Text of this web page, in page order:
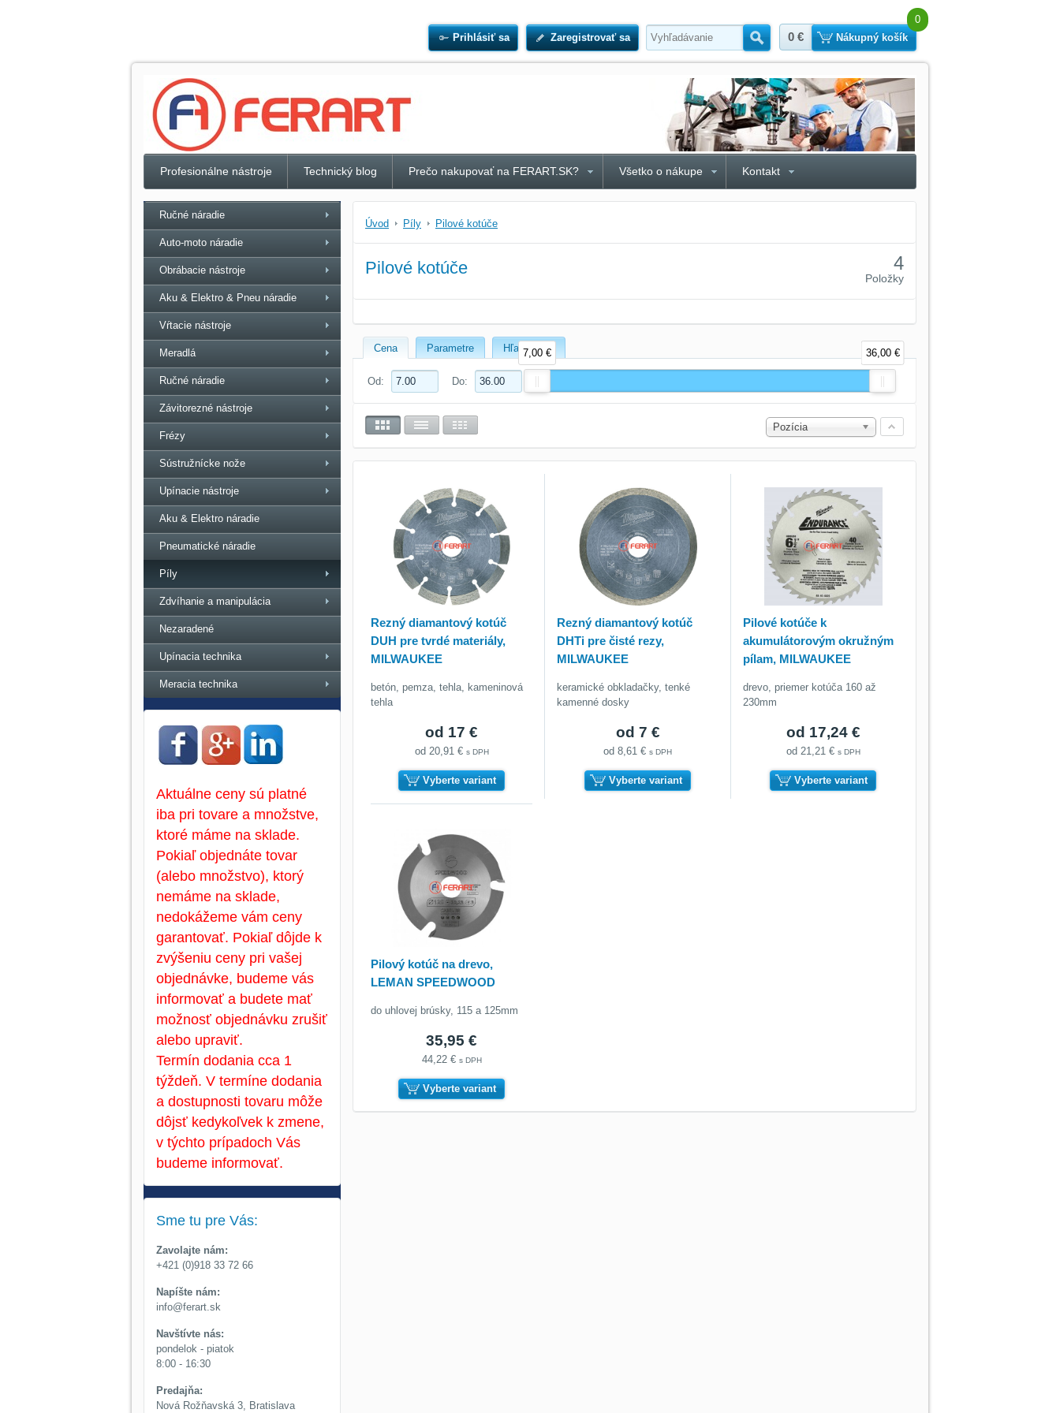
Prihlásiť sa Zaregistrovať sa Hľadať
0 €
0
Nákupný košík
Profesionálne nástroje Technický blog Prečo nakupovať na FERART.SK? Všetko o nákupe Kontakt
Úvod Píly Pilové kotúče
Pilové kotúče 4
Položky
Cena Parametre Hľadať text
Od: Do:
7,00 € 36,00 €
Pozícia
Rezný diamantový kotúč
DUH pre tvrdé materiály,
MILWAUKEE
betón, pemza, tehla, kameninová
tehla
od 17 €
od 20,91 € s DPH
Vyberte variant
Rezný diamantový kotúč
DHTi pre čisté rezy,
MILWAUKEE
keramické obkladačky, tenké
kamenné dosky
od 7 €
od 8,61 €s DPH
Vyberte variant
Pilové kotúče k
akumulátorovým okružným
pílam, MILWAUKEE
drevo, priemer kotúča 160 až
230mm
od 17,24 €
od 21,21 € s DPH
Vyberte variant
Pilový kotúč na drevo,
LEMAN SPEEDWOOD
do uhlovej brúsky, 115 a 125mm
35,95 €
44,22 € s DPH
Vyberte variant
Ručné náradie
Auto-moto náradie
Obrábacie nástroje
Aku & Elektro & Pneu náradie
Vŕtacie nástroje
Meradlá
Ručné náradie
Závitorezné nástroje
Frézy
Sústružnícke nože
Upínacie nástroje
Aku & Elektro náradie
Pneumatické náradie
Píly
Zdvíhanie a manipulácia
Nezaradené
Upínacia technika
Meracia technika
Aktuálne ceny sú platné
iba pri tovare a množstve,
ktoré máme na sklade.
Pokiaľ objednáte tovar
(alebo množstvo), ktorý
nemáme na sklade,
nedokážeme vám ceny
garantovať. Pokiaľ dôjde k
zvýšeniu ceny pri vašej
objednávke, budeme vás
informovať a budete mať
možnosť objednávku zrušiť
alebo upraviť.
Termín dodania cca 1
týždeň. V termíne dodania
a dostupnosti tovaru môže
dôjsť kedykoľvek k zmene,
v týchto prípadoch Vás
budeme informovať.
Sme tu pre Vás:
Zavolajte nám:
+421 (0)918 33 72 66
Napíšte nám:
info@ferart.sk
Navštívte nás:
pondelok - piatok
8:00 - 16:30
Predajňa:
Nová Rožňavská 3, Bratislava